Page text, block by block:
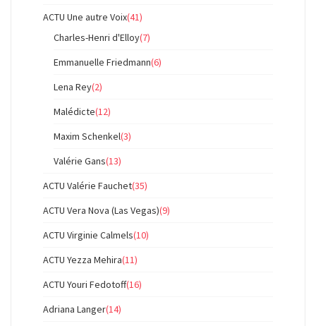
ACTU Une autre Voix(41)
Charles-Henri d'Elloy(7)
Emmanuelle Friedmann(6)
Lena Rey(2)
Malédicte(12)
Maxim Schenkel(3)
Valérie Gans(13)
ACTU Valérie Fauchet(35)
ACTU Vera Nova (Las Vegas)(9)
ACTU Virginie Calmels(10)
ACTU Yezza Mehira(11)
ACTU Youri Fedotoff(16)
Adriana Langer(14)